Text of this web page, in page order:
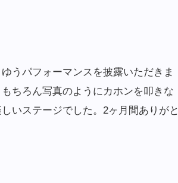
うパフォーマンスを披露いただきま
ちろん写真のようにカホンを叩きな
いステージでした。2ヶ月間ありがと